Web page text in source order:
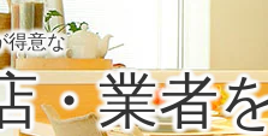
得意な
・業者